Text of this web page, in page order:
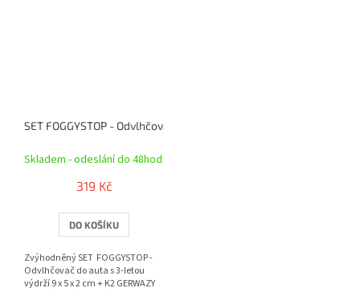
Skladem - odeslání do 48hod
319 Kč
DO KOŠÍKU
Zvýhodněný SET FOGGYSTOP -
Odvlhčovač do auta s 3-letou
výdrží 9 x 5 x 2 cm + K2 GERWAZY